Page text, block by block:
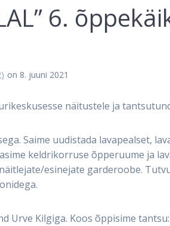
6.
on 8. juuni 2021
näitustele ja
Saime uudistada lavapealset,
keldrikorruse õpperuume ja
esinejate garderoobe.
Kilgiga. Koos õppisime tantsu: